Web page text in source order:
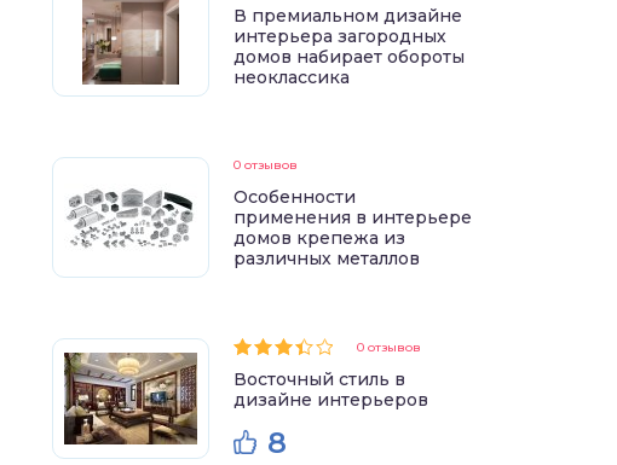
В премиальном дизайне
интерьера загородных
домов набирает обороты
неоклассика
0 отзывов
Особенности
применения в интерьере
домов крепежа из
различных металлов
0 отзывов
Восточный стиль в
дизайне интерьеров
8